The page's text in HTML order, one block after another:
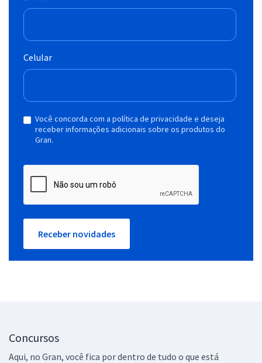
Celular
Você concorda com a política de privacidade e deseja
receber informações adicionais sobre os produtos do
Gran.
Receber novidades
Concursos
Aqui, no Gran, você fica por dentro de tudo o que está